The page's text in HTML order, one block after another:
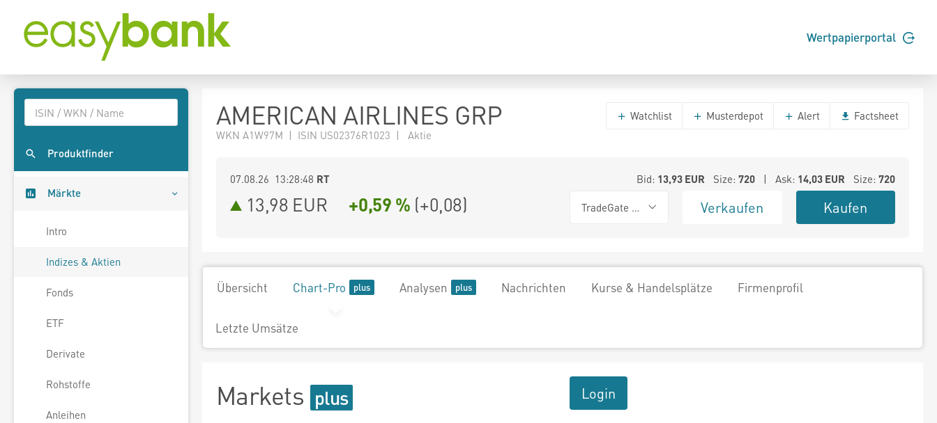
Wertpapierportal
Produktfinder
Märkte
Intro
Indizes & Aktien
Fonds
ETF
Derivate
Rohstoffe
Anleihen
AMERICAN AIRLINES GRP
WKN A1W97M | ISIN US02376R1023 | Aktie
Watchlist Musterdepot Alert Factsheet
07.08.26 13:28:48 RT Bid: 13,93EUR Size: 720| Ask: 14,03EUR Size: 720
13,98 EUR +0,59 % (+0,08) TradeGate BSX Verkaufen Kaufen
Übersicht Chart-Pro Analysen Nachrichten Kurse & Handelsplätze Firmenprofil
Letzte Umsätze
Markets Login